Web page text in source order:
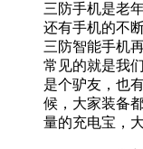
三防手机是老
还有手机的不
三防智能手机
常见的就是我
是个驴友，也
候，大家装备
量的充电宝，